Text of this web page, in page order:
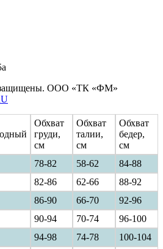
защищены. ООО «ТК «ФМ»
Обхват
груди,
см
Обхват
талии,
см
Обхват
бедер,
см
78-82 58-62
84-88
82-86 62-66
88-92
86-90 66-70
92-96
90-94 70-74
96-100
94-98 74-78
100-104